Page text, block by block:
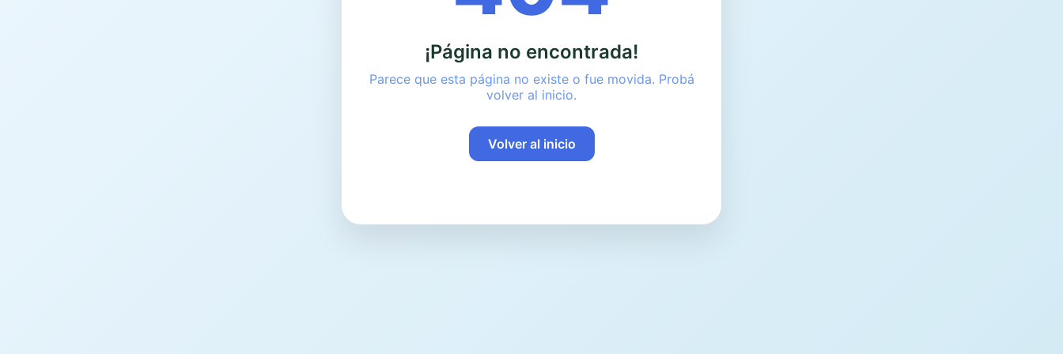
¡Página no encontrada!
Parece que esta página no existe o fue movida. Probá
volver al inicio.
Volver al inicio